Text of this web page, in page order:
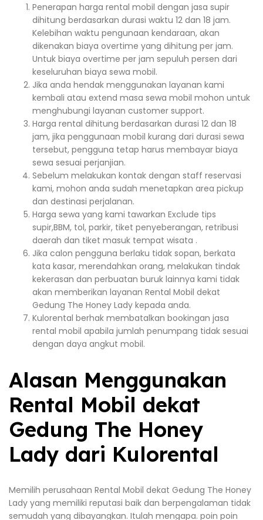
Penerapan harga rental mobil dengan jasa supir
dihitung berdasarkan durasi waktu 12 dan 18 jam.
Kelebihan waktu pengunaan kendaraan, akan
dikenakan biaya overtime yang dihitung per jam.
Untuk biaya overtime per jam sepuluh persen dari
keseluruhan biaya sewa mobil.
Jika anda hendak menggunakan layanan kami
kembali atau extend masa sewa mobil mohon untuk
menghubungi layanan customer support.
Harga rental dihitung berdasarkan durasi 12 dan 18
jam, jika penggunaan mobil kurang dari durasi sewa
tersebut, pengguna tetap harus membayar biaya
sewa sesuai perjanjian.
Sebelum melakukan kontak dengan staff reservasi
kami, mohon anda sudah menetapkan area pickup
dan destinasi perjalanan.
Harga sewa yang kami tawarkan Exclude tips
supir,BBM, tol, parkir, tiket penyeberangan, retribusi
daerah dan tiket masuk tempat wisata .
Jika calon pengguna berlaku tidak sopan, berkata
kata kasar, merendahkan orang, melakukan tindak
kekerasan dan perbuatan buruk lainnya kami tidak
akan memberikan layanan Rental Mobil dekat
Gedung The Honey Lady kepada anda.
Kulorental berhak membatalkan bookingan jasa
rental mobil apabila jumlah penumpang tidak sesuai
dengan daya angkut mobil.
Alasan Menggunakan
Rental Mobil dekat
Gedung The Honey
Lady dari Kulorental
Memilih perusahaan Rental Mobil dekat Gedung The Honey
Lady yang memiliki reputasi baik dan berpengalaman tidak
semudah yang dibayangkan. Itulah mengapa. poin poin